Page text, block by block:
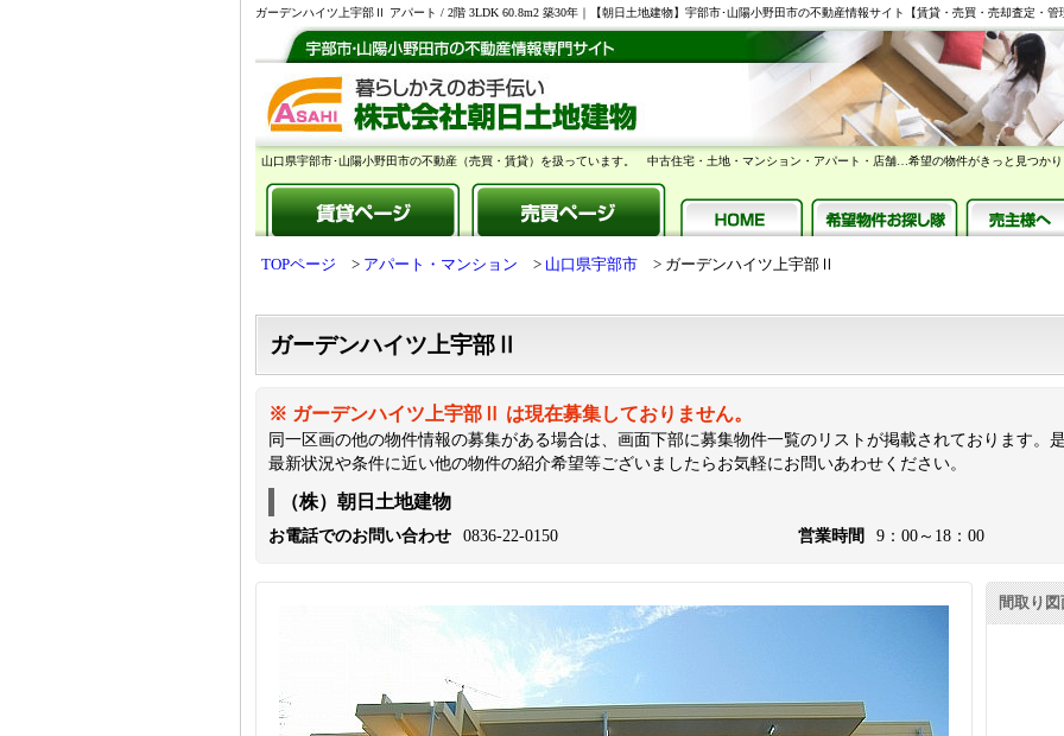
ガーデンハイツ上宇部Ⅱ アパート / 2階 3LDK 60.8m2 築30年｜【朝日土地建物】宇部市･山陽小野田市の不動産情報サイト【賃貸・売買・売却査定・管
山口県宇部市･山陽小野田市の不動産（売買・賃貸）を扱っています。 中古住宅・土地・マンション・アパート・店舗…希望の物件がきっと見つか
TOPページ アパート・マンション 山口県宇部市 ガーデンハイツ上宇部Ⅱ
ガーデンハイツ上宇部Ⅱ
※ ガーデンハイツ上宇部Ⅱ は現在募集しておりません。
同一区画の他の物件情報の募集がある場合は、画面下部に募集物件一覧のリストが掲載されております。
最新状況や条件に近い他の物件の紹介希望等ございましたらお気軽にお問いあわせください。
（株）朝日土地建物
お電話でのお問い合わせ 0836-22-0150 営業時間 9：00～18：00
間取り図